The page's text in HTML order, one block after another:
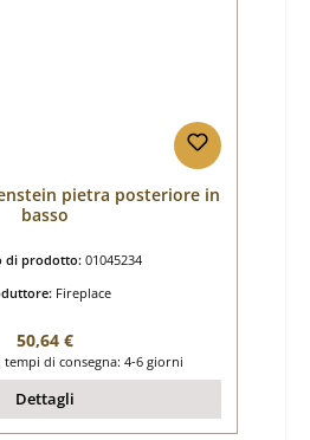
pietra posteriore in
basso
di prodotto: 01045234
Fireplace
Prezzo normale:
50,64 €
tempi di consegna: 4-6 giorni
Dettagli